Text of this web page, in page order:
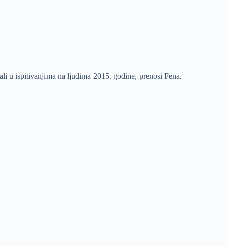
u ispitivanjima na ljudima 2015. godine, prenosi Fena.